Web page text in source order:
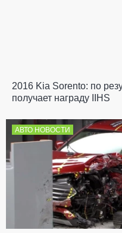
2016 Kia Sorento: по
получает награду IIHS
АВТО НОВОСТИ